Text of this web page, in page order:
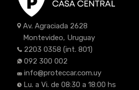
Av. Agraciada 2628
Montevideo, Uruguay
2203 0358 (int. 801)
092 300 002
info@proteccar.com.uy
Lu. a Vi. de 08:30 a 18:00 hs